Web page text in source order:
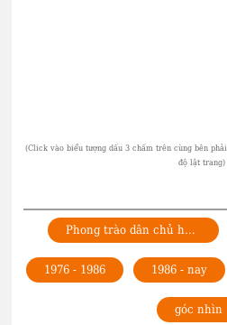
Phong trào dân chủ hóa Việt Nam trong cộng đồng người Việt
1976 - 1986 1986 - nay
góc nhìn